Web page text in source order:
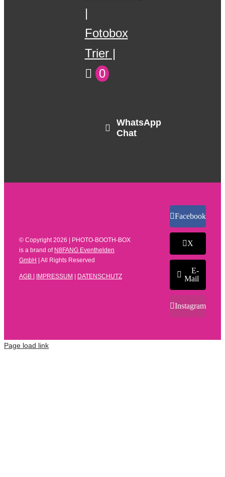
Fotobox
Trier
0
WhatsApp
Chat
© Copyright2026 | PHOTO-BOOTH-BOX
is a brand of N8FANG Eventhelden
GmbH
| All Rights Reserved
AGB IMPRESSUM DATENSCHUTZ
Facebook
X
E-
Mail
Instagram
Page load link